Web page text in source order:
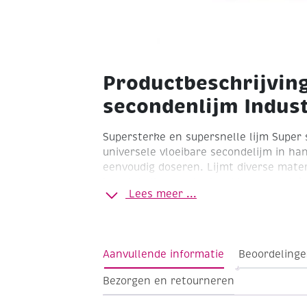
secondenlijm
Supersterke en supersnelle lijm Super
universele vloeibare secondelijm in
eenvoudig doseren. Lijmt diverse
geschikt voor aardewerk, enkele
Lees meer ...
Aanvullende informatie
Bezorgen en retourneren